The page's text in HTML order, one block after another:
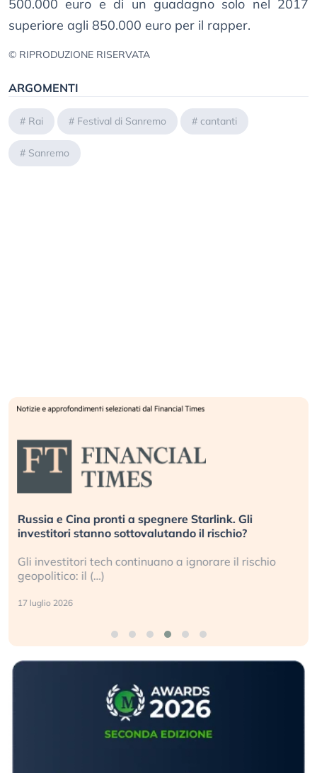
500.000 euro e di un guadagno solo nel 2017
superiore agli 850.000 euro per il rapper.
© RIPRODUZIONE RISERVATA
ARGOMENTI
# Rai # Festival di Sanremo # cantanti
# Sanremo
Russia e Cina pronti a spegnere Starlink. Gli
investitori stanno sottovalutando il rischio?
Gli investitori tech continuano a ignorare il rischio
geopolitico: il (…)
17 luglio 2026